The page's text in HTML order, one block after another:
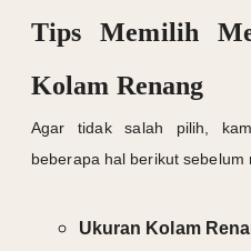
Tips Memilih
Kolam Renang
Agar tidak salah pilih,
beberapa hal berikut sebelum
Ukuran Kolam